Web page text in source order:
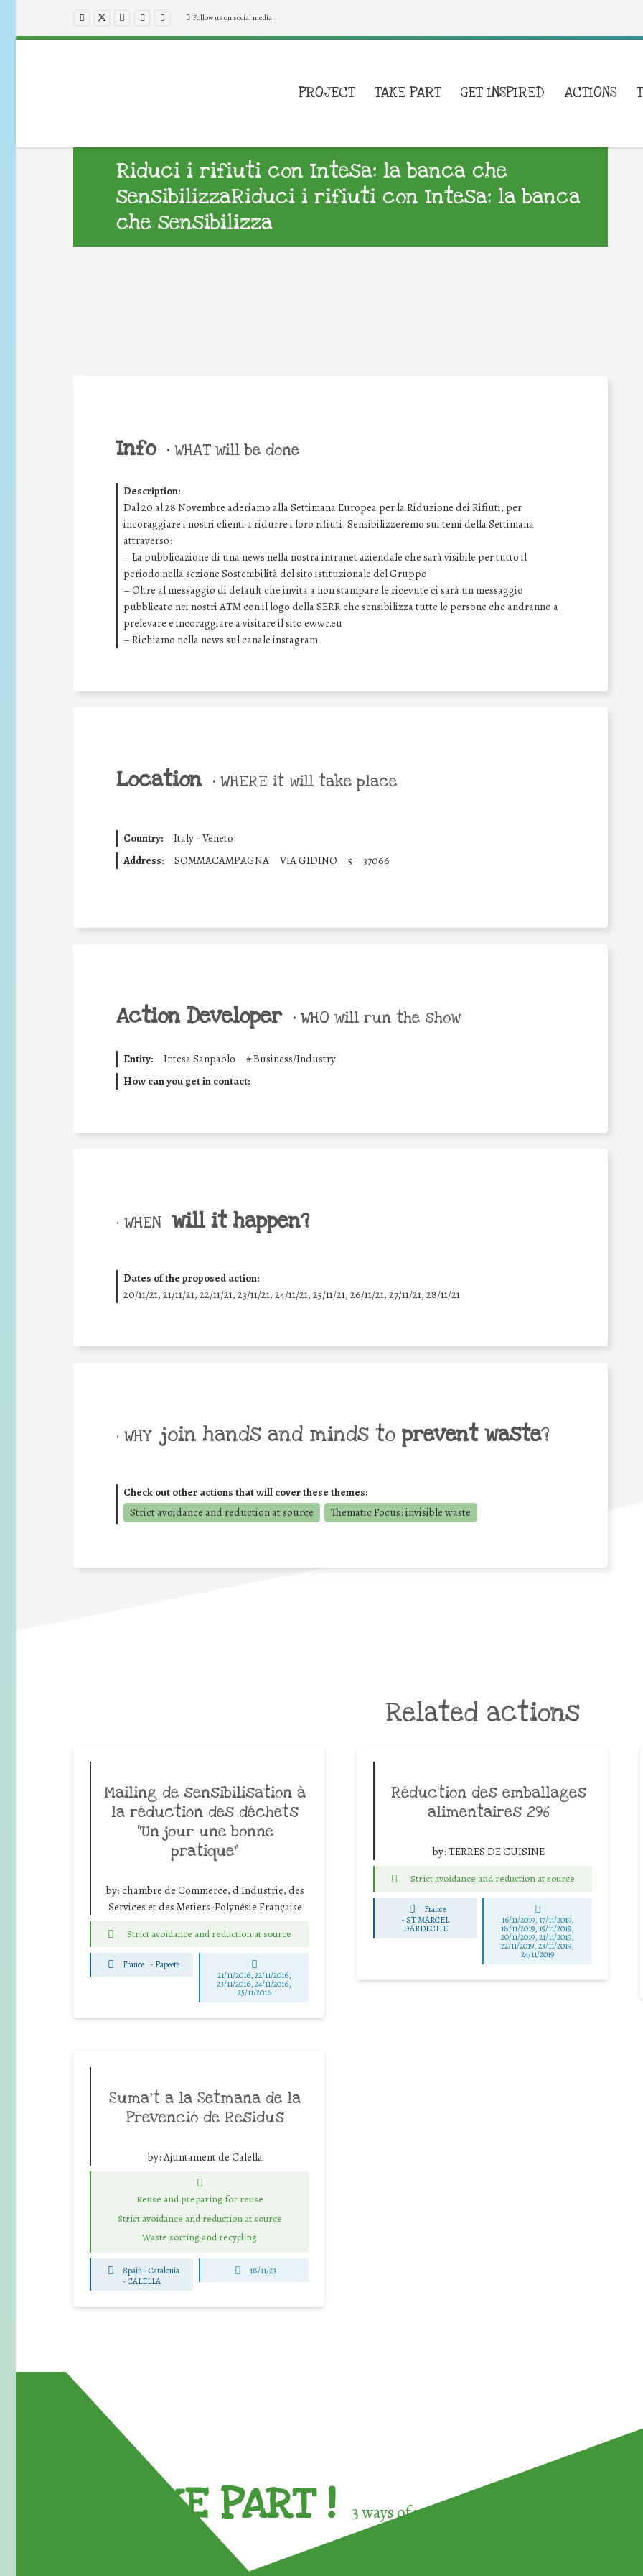
Follow us on social media
PROJECT TAKE PART GET INSPIRED ACTIONS
Riduci i rifiuti con Intesa: la banca che
sensibilizzaRiduci i rifiuti con Intesa: la banca
che sensibilizza
Info • WHAT will be done
Description:
Dal 20 al 28 Novembre aderiamo alla Settimana Europea per la Riduzione dei Rifiuti, per
incoraggiare i nostri clienti a ridurre i loro rifiuti. Sensibilizzeremo sui temi della Settimana
attraverso:
– La pubblicazione di una news nella nostra intranet aziendale che sarà visibile per tutto il
periodo nella sezione Sostenibilità del sito istituzionale del Gruppo.
– Oltre al messaggio di default che invita a non stampare le ricevute ci sarà un messaggio
pubblicato nei nostri ATM con il logo della SERR che sensibilizza tutte le persone che andranno a
prelevare e incoraggiare a visitare il sito ewwr.eu
– Richiamo nella news sul canale instagram
Location • WHERE it will take place
Country:
Italy - Veneto
Address:
SOMMACAMPAGNA VIA GIDINO 5 37066
Action Developer • WHO will run the show
Entity: Intesa Sanpaolo #Business/Industry
How can you get in contact:
• WHEN will it happen?
Dates of the proposed action:
20/11/21, 21/11/21, 22/11/21, 23/11/21, 24/11/21, 25/11/21, 26/11/21, 27/11/21, 28/11/21
• WHY join hands and minds to prevent waste?
Check out other actions that will cover these themes:
Strict avoidance and reduction at source
Thematic Focus: invisible waste
Related actions
Mailing de sensibilisation à
la réduction des déchets
“Un jour une bonne
pratique”
by: chambre de Commerce, d'Industrie, des
Services et des Metiers-Polynésie Française
Strict avoidance and reduction at source
France - Papeete
21/11/2016, 22/11/2016,
23/11/2016, 24/11/2016,
25/11/2016
Réduction des emballages
alimentaires 296
by: TERRES DE CUISINE
Strict avoidance and reduction at source
France
- ST MARCEL
D'ARDECHE
16/11/2019, 17/11/2019,
18/11/2019, 19/11/2019,
20/11/2019, 21/11/2019,
22/11/2019, 23/11/2019,
24/11/2019
Suma’t a la Setmana de la
Prevenció de Residus
by:Ajuntament de Calella
Reuse and preparing for reuse
Strict avoidance and reduction at source
Waste sorting and recycling
Spain - Catalonia
-CALELLA
18/11/23
TAKE PART ! 3 ways of participating in the